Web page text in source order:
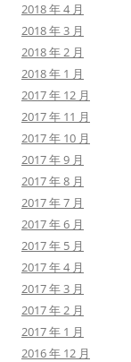
2018 年 4 月
2018 年 3 月
2018 年 2 月
2018 年 1 月
2017 年 12 月
2017 年 11 月
2017 年 10 月
2017 年 9 月
2017 年 8 月
2017 年 7 月
2017 年 6 月
2017 年 5 月
2017 年 4 月
2017 年 3 月
2017 年 2 月
2017 年 1 月
2016 年 12 月